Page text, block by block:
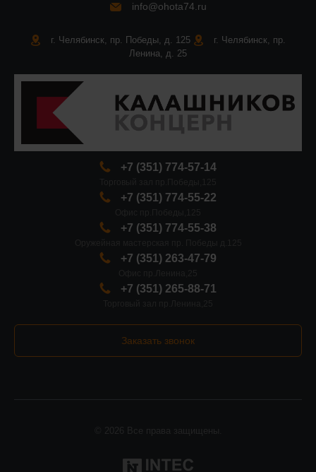
info@ohota74.ru
г. Челябинск, пр. Победы, д. 125
г. Челябинск, пр.
Ленина, д. 25
+7 (351) 774-57-14
+7 (351) 774-55-22
+7 (351) 774-55-38
+7 (351) 263-47-79
+7 (351) 265-88-71
Заказать звонок
© 2026 Все права защищены.